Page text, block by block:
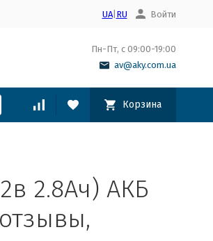
UA| RU Войти
Пн-Пт, с 09:00-19:00
av@aky.com.ua
Корзина
2.8Ач) АКБ